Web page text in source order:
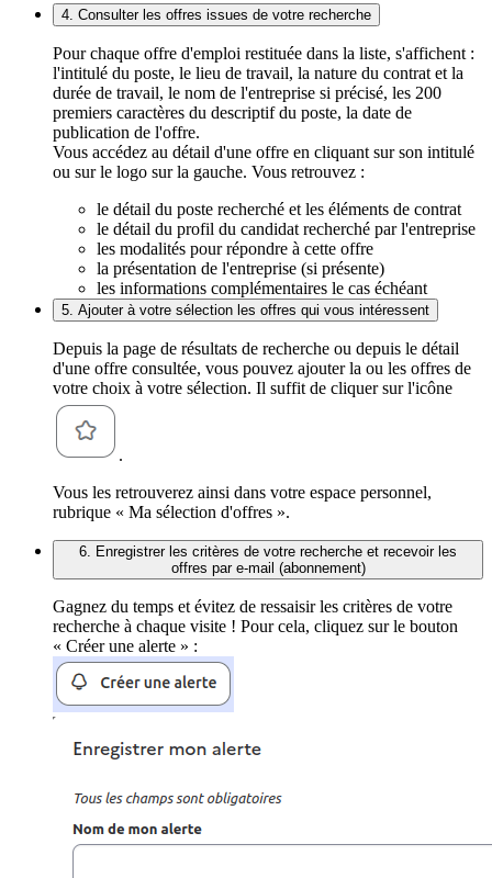
4. Consulter les offres issues de votre recherche
Pour chaque offre d'emploi restituée dans la liste, s'affichent :
l'intitulé du poste, le lieu de travail, la nature du contrat et la
durée de travail, le nom de l'entreprise si précisé, les 200
premiers caractères du descriptif du poste, la date de
publication de l'offre.
Vous accédez au détail d'une offre en cliquant sur son intitulé
ou sur le logo sur la gauche. Vous retrouvez :
le détail du poste recherché et les éléments de contrat
le détail du profil du candidat recherché par l'entreprise
les modalités pour répondre à cette offre
la présentation de l'entreprise (si présente)
les informations complémentaires le cas échéant
5. Ajouter à votre sélection les offres qui vous intéressent
Depuis la page de résultats de recherche ou depuis le détail
d'une offre consultée, vous pouvez ajouter la ou les offres de
votre choix à votre sélection. Il suffit de cliquer sur l'icône
.
Vous les retrouverez ainsi dans votre espace personnel,
rubrique « Ma sélection d'offres ».
6. Enregistrer les critères de votre recherche et recevoir les
offres par e-mail (abonnement)
Gagnez du temps et évitez de ressaisir les critères de votre
recherche à chaque visite ! Pour cela, cliquez sur le bouton
« Créer une alerte » :